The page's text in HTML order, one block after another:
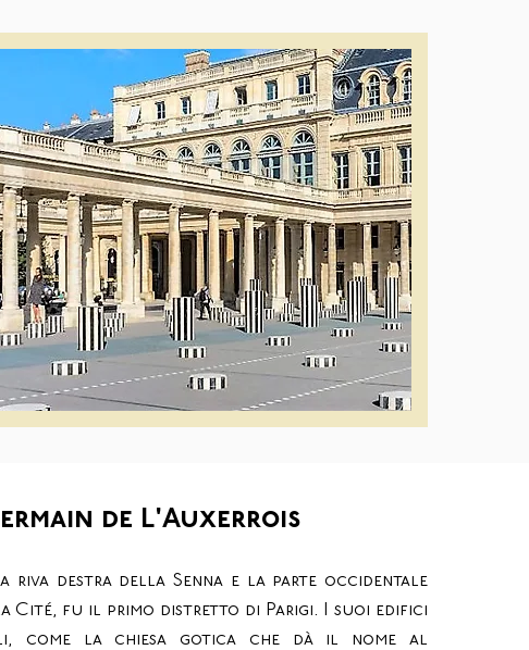
de L'Auxerrois
riva destra della Senna e la parte occidentale
Cité, fu il primo distretto di Parigi. I suoi edifici
come la chiesa gotica che dà il nome al